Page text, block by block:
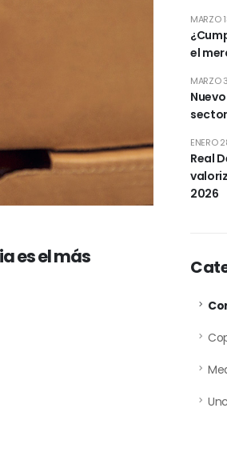
es el más
el
MARZO
MARZO
Real
2026
ENERO